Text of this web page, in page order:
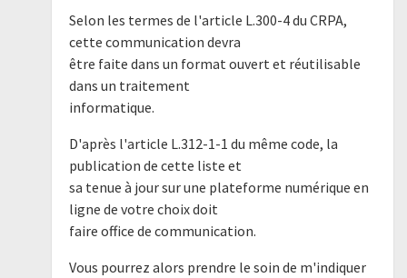
Selon les termes de l'article L.300-4 du CRPA,
cette communication devra
être faite dans un format ouvert et réutilisable
dans un traitement
informatique.
D'après l'article L.312-1-1 du même code, la
publication de cette liste et
sa tenue à jour sur une plateforme numérique en
ligne de votre choix doit
faire office de communication.
Vous pourrez alors prendre le soin de m'indiquer